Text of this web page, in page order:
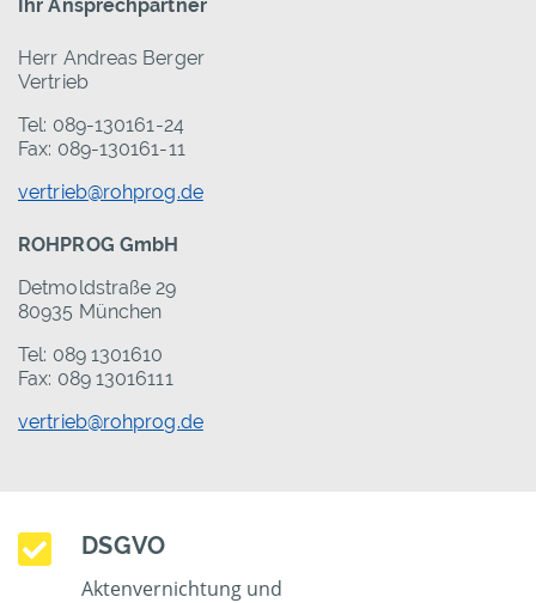
Ihr Ansprechpartner
Herr Andreas Berger
Vertrieb
Tel: 089-130161-24
Fax: 089-130161-11
vertrieb@rohprog.de
ROHPROG GmbH
Detmoldstraße 29
80935 München
Tel: 089 1301610
Fax: 089 13016111
vertrieb@rohprog.de
DSGVO
Aktenvernichtung und